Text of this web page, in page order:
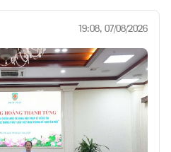
19:08, 07/08/2026